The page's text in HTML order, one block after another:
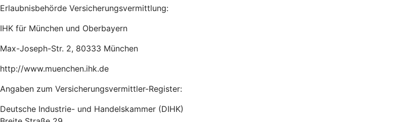
Erlaubnisbehörde Versicherungsvermittlung:
IHK für München und Oberbayern
Max-Joseph-Str. 2, 80333 München
http://www.muenchen.ihk.de
Angaben zum Versicherungsvermittler-Register:
Deutsche Industrie- und Handelskammer (DIHK)